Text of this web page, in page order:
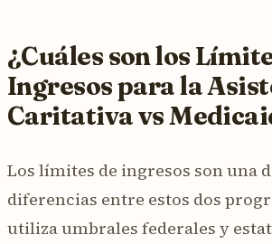
¿Cuáles son los
Ingresos para la
Caritativa vs
Los límites de ingresos son una
diferencias entre estos dos
utiliza umbrales federales y